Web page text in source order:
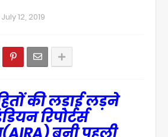
July 12, 2019
की लड़ाई लड़ने
रिपोर्टर्स